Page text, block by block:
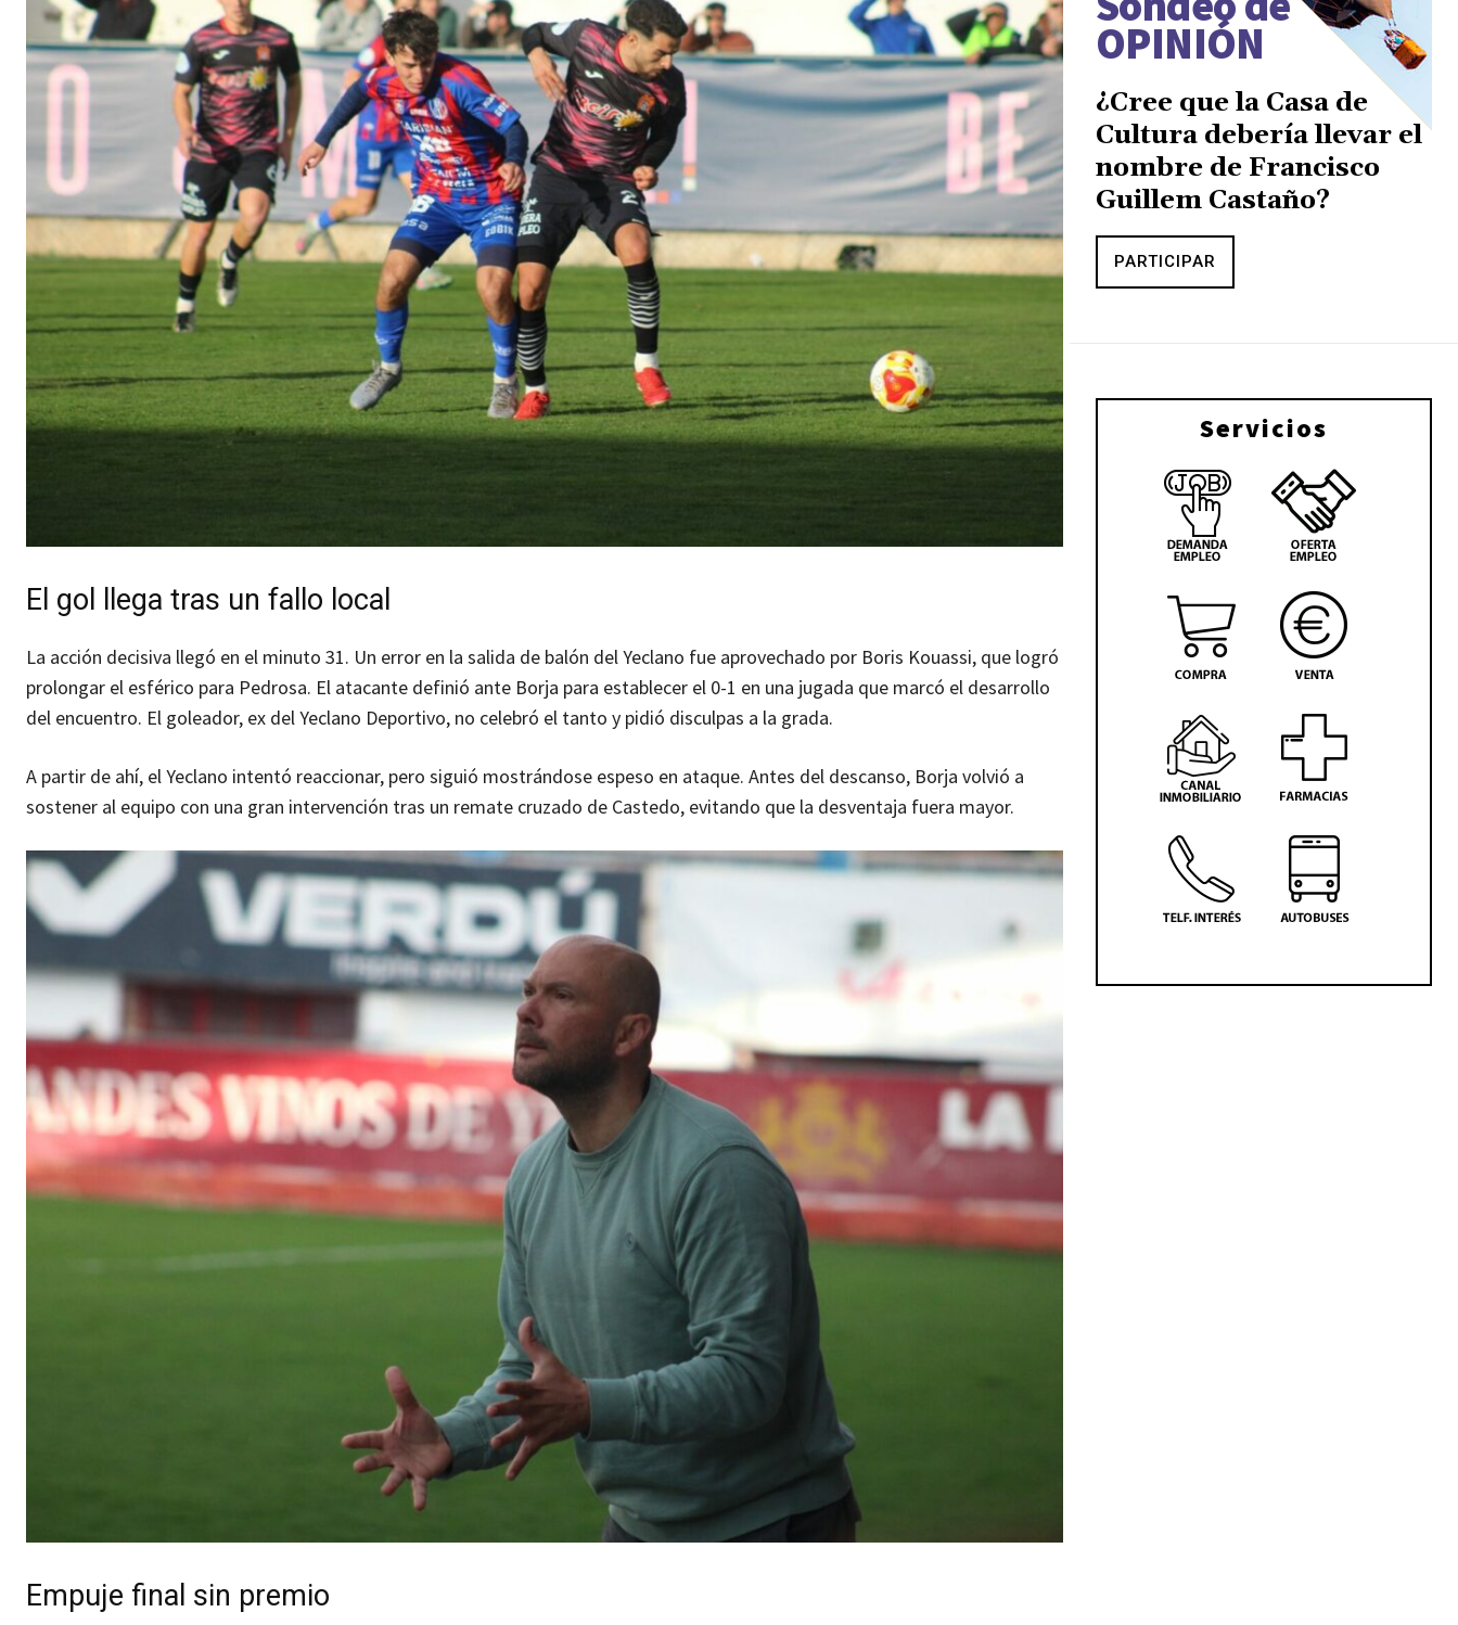
El gol llega tras un fallo local
La acción decisiva llegó en el minuto 31. Un error en la salida de balón del Yeclano fue aprovechado por Boris Kouassi, que logró
prolongar el esférico para Pedrosa. El atacante definió ante Borja para establecer el 0-1 en una jugada que marcó el desarrollo
del encuentro. El goleador, ex del Yeclano Deportivo, no celebró el tanto y pidió disculpas a la grada.
A partir de ahí, el Yeclano intentó reaccionar, pero siguió mostrándose espeso en ataque. Antes del descanso, Borja volvió a
sostener al equipo con una gran intervención tras un remate cruzado de Castedo, evitando que la desventaja fuera mayor.
Empuje final sin premio
OPINIÓN
¿Cree que la Casa de
Cultura debería llevar el
nombre de Francisco
Guillem Castaño?
PARTICIPAR
Servicios